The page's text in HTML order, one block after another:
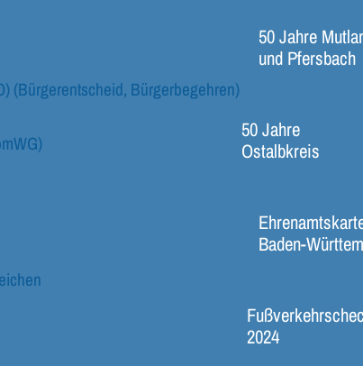
50 Jahre
und Pfersbach
50 Jahre
Ostalbkreis
Baden-
2024
(Bürgerentscheid, Bürgerbegehren)